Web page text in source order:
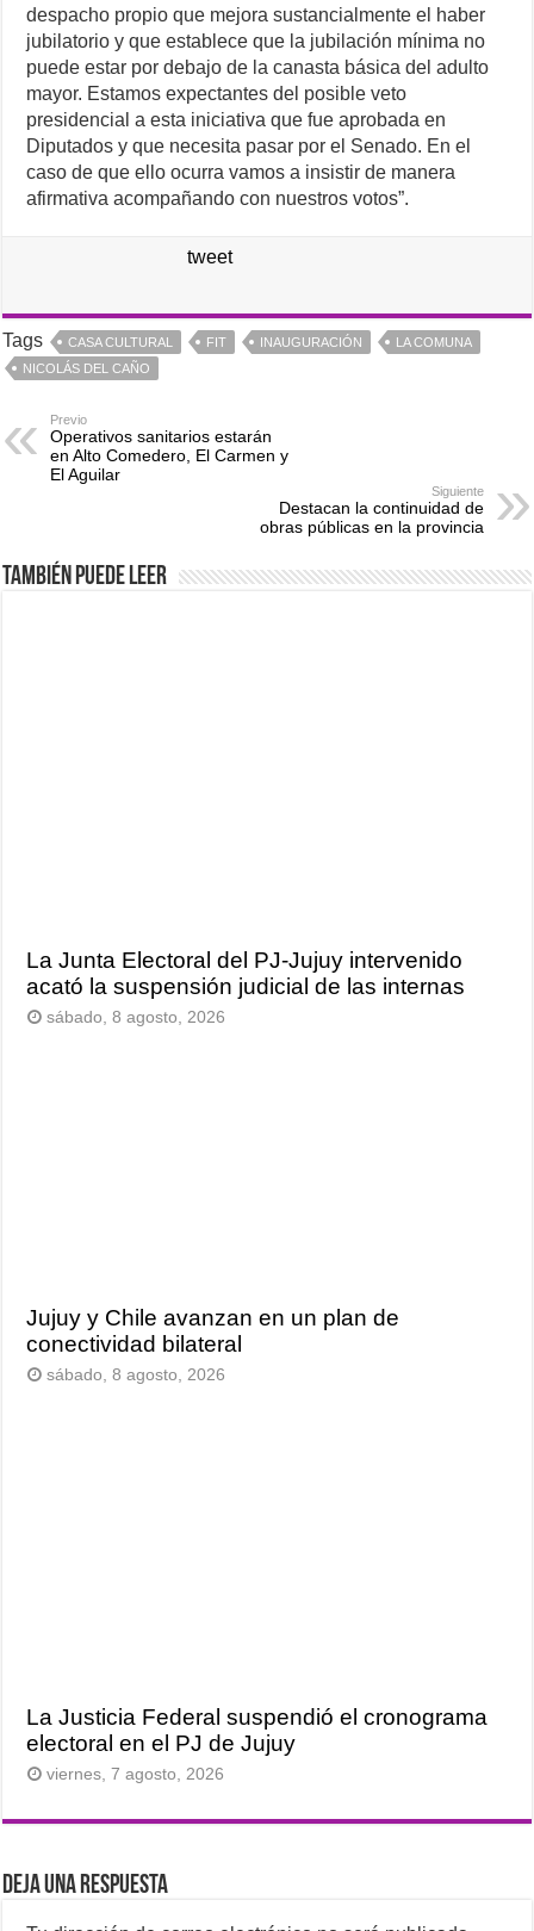
despacho propio que mejora sustancialmente el haber
jubilatorio y que establece que la jubilación mínima no
puede estar por debajo de la canasta básica del adulto
mayor. Estamos expectantes del posible veto
presidencial a esta iniciativa que fue aprobada en
Diputados y que necesita pasar por el Senado. En el
caso de que ello ocurra vamos a insistir de manera
afirmativa acompañando con nuestros votos”.
tweet
Tags CASA CULTURAL FIT INAUGURACIÓN
LA COMUNA
NICOLÁS DEL CAÑO
Previo
Operativos sanitarios estarán
en Alto Comedero, El Carmen y
El Aguilar
Siguiente
Destacan la continuidad de
obras públicas en la provincia
También puede leer
La Junta Electoral del PJ-Jujuy intervenido
acató la suspensión judicial de las internas
sábado, 8 agosto, 2026
Jujuy y Chile avanzan en un plan de
conectividad bilateral
sábado, 8 agosto, 2026
La Justicia Federal suspendió el cronograma
electoral en el PJ de Jujuy
viernes, 7 agosto, 2026
Deja una respuesta